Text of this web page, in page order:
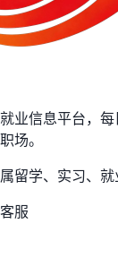
业信息平台，
场。
留学、实习、
服